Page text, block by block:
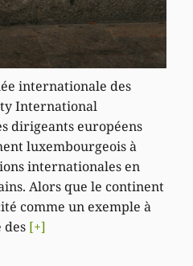
internationale des
International
dirigeants européens
luxembourgeois à
internationales en
Alors que le continent
comme un exemple à
des [+]